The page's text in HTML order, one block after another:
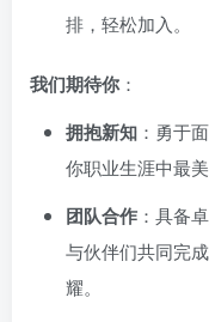
排，轻松加入。
我们期待你：
拥抱新知 ：勇于
你职业生涯中最美
团队合作 ：具备
与伙伴们共同完
耀。